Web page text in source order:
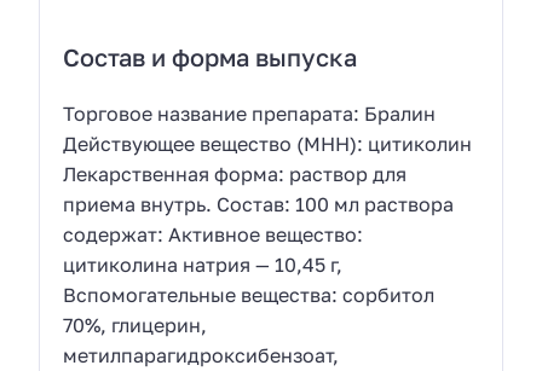
Состав и форма выпуска
Торговое название препарата: Бралин
Действующее вещество (МНН): цитиколин
Лекарственная форма: раствор для
приема внутрь. Состав: 100 мл раствора
содержат: Активное вещество:
цитиколина натрия — 10,45 г,
Вспомогательные вещества: сорбитол
70%, глицерин,
метилпарагидроксибензоат,